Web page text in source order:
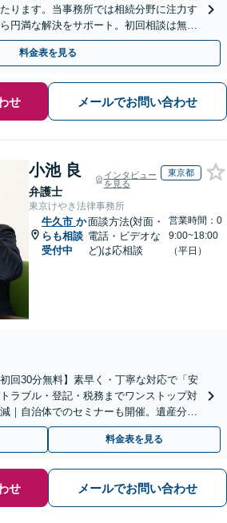
ります。当事務所では相続分野に注力す
円満な解決をサポート。初回相談は無料
の整理から始めませんか？
料金表を見る
せ メールでお問い合わせ
小池 良
弁護士
インタビュー
を見る
東京都
東京けやき法律事務所
牛久市 か
らも相談
受付中
面談方法(対面・
電話・ビデオな
ど)は応相談
営業時間：0
9:00~18:00
（平日）
回30分無料】素早く・丁寧な対応で「安
ラブル・登記・税務までワンストップ対
｜自治体でのセミナーも開催。遺産分
ご相談ください【通知税理士】
料金表を見る
せ メールでお問い合わせ